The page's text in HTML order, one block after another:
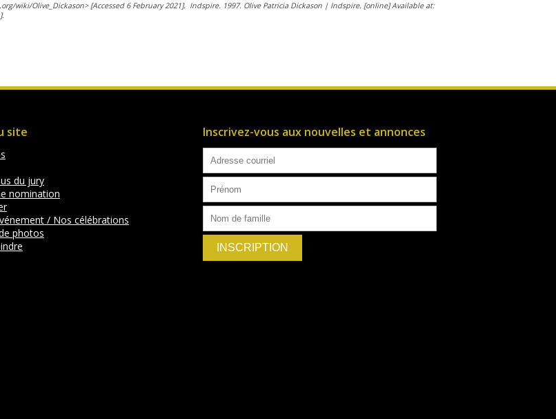
wiki/Olive_Dickason> [Accessed 6 February 2021]. Indspire. 1997. Olive Patricia Dickason | Indspire. [online] Available at:
site
du jury
nomination
/ Nos célébrations
photos
Inscrivez-vous aux nouvelles et annonces